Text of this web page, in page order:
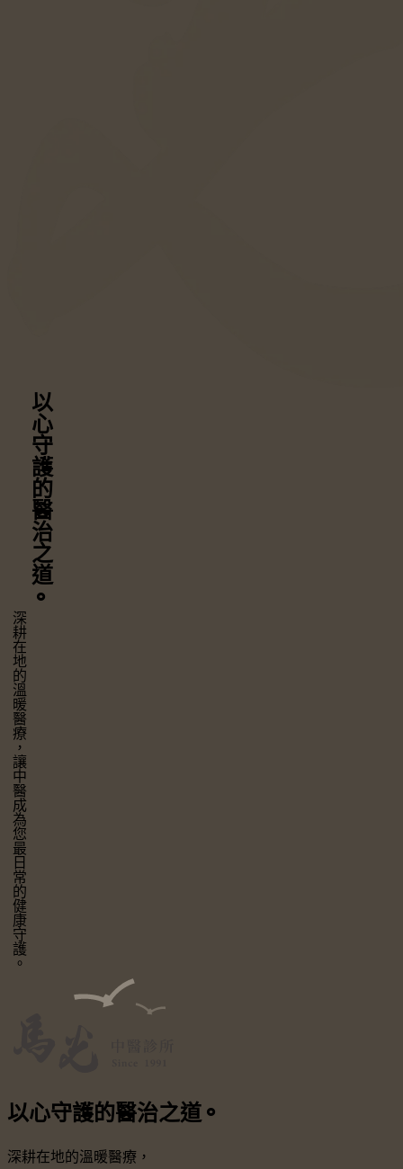
以心守護
的醫治之道
⚬
深耕在地的溫暖醫療，
讓中醫成為您最日常的健康守護。
以心守護的醫治之道 ⚬
深耕在地的溫暖醫療，